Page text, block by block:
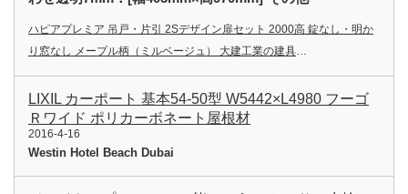
ハピアプレミア 吊戸・片引 2Sデザイン扉セット 2000高 錠なし・明か
り窓なし メープル柄（ミルベージュ） 大建工業の建具…
LIXIL カーポート 基本54-50型 W5442×L4980 フーゴ
Ｒワイド ポリカーボネート屋根材
2016-4-16
Westin Hotel Beach Dubai